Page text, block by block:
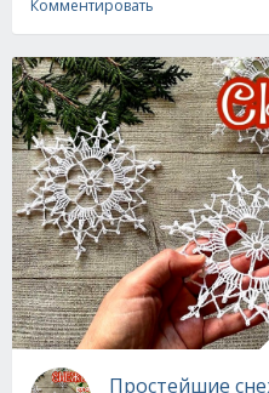
Комментировать
Простейшие